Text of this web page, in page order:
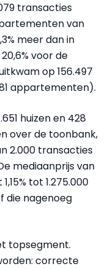
transacties
van
meer dan in
voor de
op 156.497
appartementen).
huizen en 428
over de toonbank,
2.000 transacties
mediaanprijs van
tot 1.275.000
die nagenoeg
topsegment.
correcte